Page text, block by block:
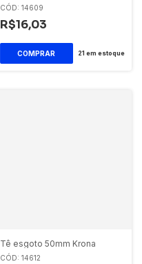
CÓD: 14609
R$16,03
21 em estoque
Tê esgoto 50mm Krona
CÓD: 14612